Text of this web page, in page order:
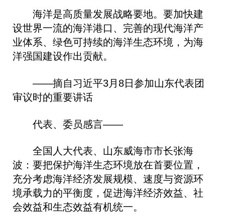
海洋是高质量发展战略要地。要加快建
设世界一流的海洋港口、完善的现代海洋产
业体系、绿色可持续的海洋生态环境，为海
洋强国建设作出贡献。
——摘自习近平3月8日参加山东代表团
审议时的重要讲话
代表、委员感言——
全国人大代表、山东威海市市长张海
波：要把保护海洋生态环境放在首要位置，
充分考虑海洋经济发展规模、速度与资源环
境承载力的平衡度，促进海洋经济效益、社
会效益和生态效益有机统一。